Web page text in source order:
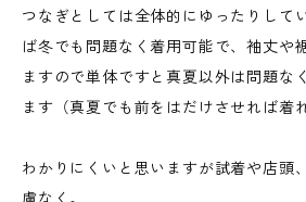
つなぎとしては全体的にゆったりして
ば冬でも問題なく着用可能で、袖丈や
ますので単体ですと真夏以外は問題な
ます（真夏でも前をはだけさせれば着
わかりにくいと思いますが試着や店頭